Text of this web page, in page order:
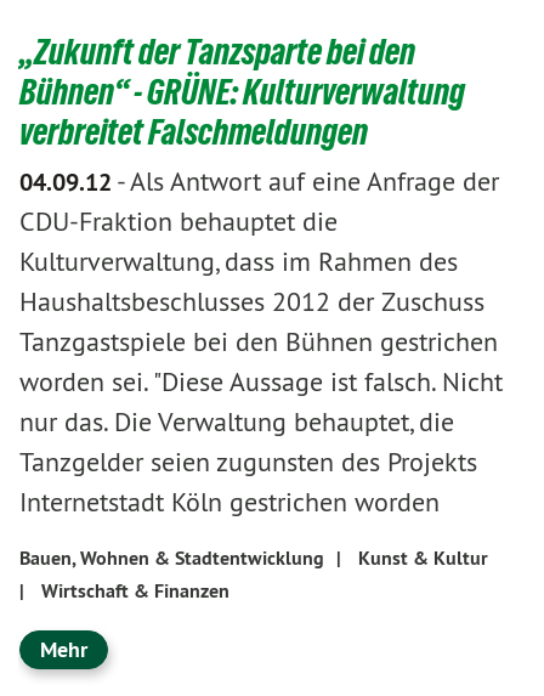
„Zukunft der Tanzsparte bei den
Bühnen“ - GRÜNE: Kulturverwaltung
verbreitet Falschmeldungen
04.09.12 -Als Antwort auf eine Anfrage der
CDU-Fraktion behauptet die
Kulturverwaltung, dass im Rahmen des
Haushaltsbeschlusses 2012 der Zuschuss
Tanzgastspiele bei den Bühnen gestrichen
worden sei. "Diese Aussage ist falsch. Nicht
nur das. Die Verwaltung behauptet, die
Tanzgelder seien zugunsten des Projekts
Internetstadt Köln gestrichen worden
Bauen, Wohnen & Stadtentwicklung |
Kunst & Kultur
|
Wirtschaft & Finanzen
Mehr